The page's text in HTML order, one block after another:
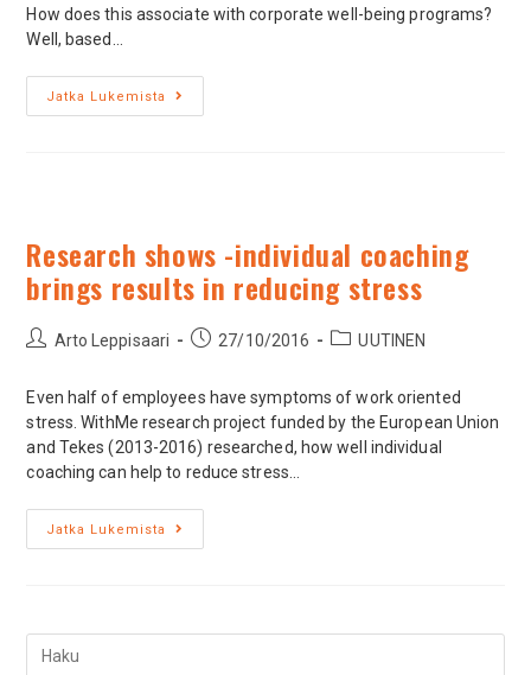
How does this associate with corporate well-being programs?
Well, based…
Jatka Lukemista
Research shows -individual coaching
brings results in reducing stress
Arto Leppisaari 27/10/2016 UUTINEN
Even half of employees have symptoms of work oriented
stress. WithMe research project funded by the European Union
and Tekes (2013-2016) researched, how well individual
coaching can help to reduce stress…
Jatka Lukemista